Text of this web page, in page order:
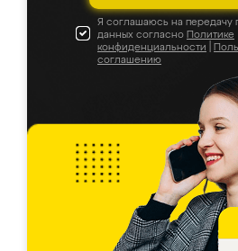
Я соглашаюсь на передачу
данных согласно Политике
конфиденциальности
соглашению